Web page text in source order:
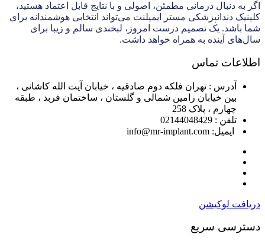
اگر به دنبال درمانی مطمئن، اصولی و با نتایج قابل اعتماد هستید،
کلینیک دندانپزشکی مستر ایمپلنت می‌تواند انتخابی هوشمندانه برای
شما باشد. یک تصمیم درست امروز، لبخندی سالم و زیبا برای
سال‌های آینده به همراه خواهد داشت.
اطلاعات تماس
آدرس : تهران فلکه دوم صادقیه ، خیابان آیت الله کاشانی ،
بین خیابان رامین شمالی و گلستان ، ساختمان فربد ، طبقه
چهارم ، پلاک 258
تلفن : 02144048429
ایمیل: info@mr-implant.com
دریافت لوکیشن
دسترسی سریع